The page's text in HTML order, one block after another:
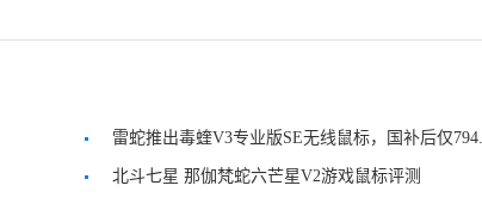
雷蛇推出毒蝰V3专业版SE无线鼠标，国补后仅
元 北斗七星 那伽梵蛇六芒星V2游戏鼠标评测